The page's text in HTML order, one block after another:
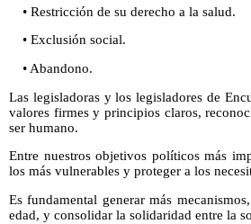
• Restricción de su derecho a la salud.
• Exclusión social.
• Abandono.
Las legisladoras y los legisladores de
valores firmes y principios claros,
ser humano.
Entre nuestros objetivos políticos más
los más vulnerables y proteger a los
Es fundamental generar más
edad, y consolidar la solidaridad entre la